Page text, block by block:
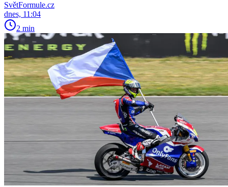
SvětFormule.cz
dnes, 11:04
2 min